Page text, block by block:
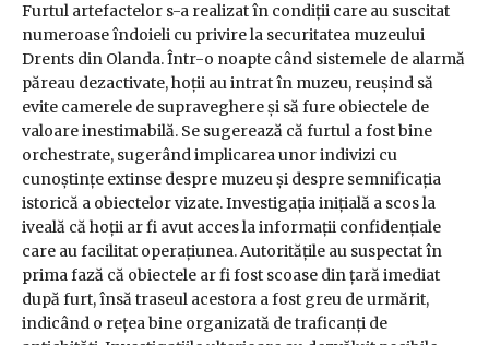
Furtul artefactelor s-a realizat în condiții care au suscitat
numeroase îndoieli cu privire la securitatea muzeului
Drents din Olanda. Într-o noapte când sistemele de alarmă
păreau dezactivate, hoții au intrat în muzeu, reușind să
evite camerele de supraveghere și să fure obiectele de
valoare inestimabilă. Se sugerează că furtul a fost bine
orchestrate, sugerând implicarea unor indivizi cu
cunoștințe extinse despre muzeu și despre semnificația
istorică a obiectelor vizate. Investigația inițială a scos la
iveală că hoții ar fi avut acces la informații confidențiale
care au facilitat operațiunea. Autoritățile au suspectat în
prima fază că obiectele ar fi fost scoase din țară imediat
după furt, însă traseul acestora a fost greu de urmărit,
indicând o rețea bine organizată de traficanți de